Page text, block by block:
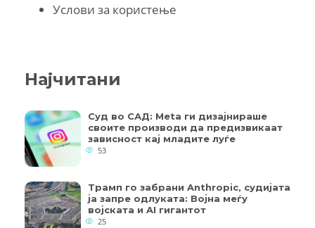
Услови за користење
Најчитани
Суд во САД: Meta ги дизајнираше
своите производи да предизвикаат
зависност кај младите луѓе
53
Трамп го забрани Anthropic, судијата
ја запре одлуката: Војна меѓу
војската и AI гигантот
25